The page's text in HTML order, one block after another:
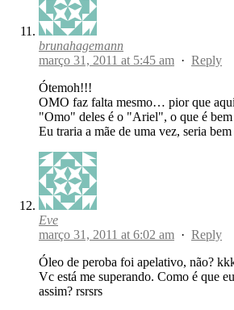
brunahagemann
março 31, 2011 at 5:45 am · Reply
Ótemoh!!!
OMO faz falta mesmo… pior que
"Omo" deles é o "Ariel", o que é bem
Eu traria a mãe de uma vez, seria
Eve
março 31, 2011 at 6:02 am · Reply
Óleo de peroba foi apelativo, não?
Vc está me superando. Como é que
assim? rsrsrs